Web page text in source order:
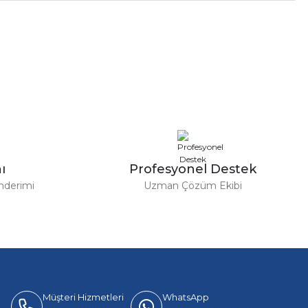
Profesyonel Destek
Uzman Çözüm Ekibi
Müşteri Hizmetleri WhatsApp